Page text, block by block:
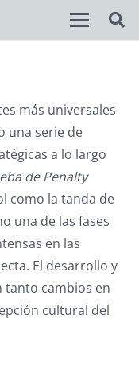
más universales
una serie de
a lo largo
de Penalty
como la tanda de
una de las fases
en las
El desarrollo y
tanto cambios en
cultural del